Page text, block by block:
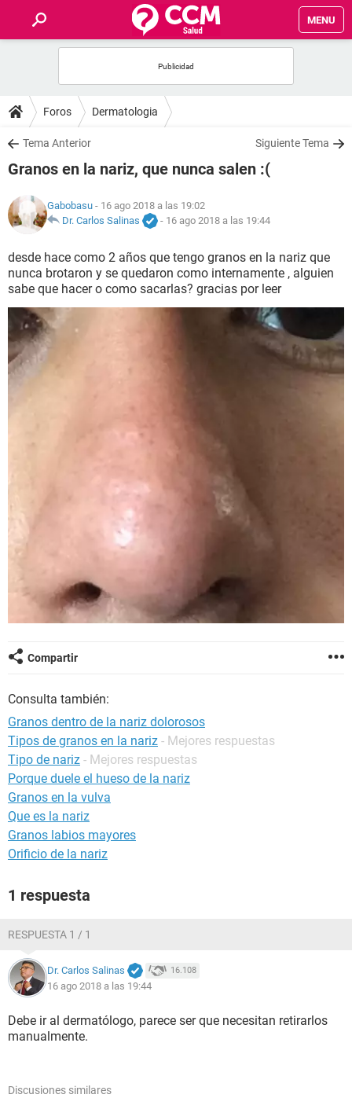
MENU
FOROS
SALUD
NUTRICIÓN
BIENESTAR
GLOSARIO
Foros Dermatologia
Tema Anterior Siguiente Tema
Granos en la nariz, que nunca salen :(
Gabobasu - 16 ago 2018 a las 19:02
Dr. Carlos Salinas
- 16 ago 2018 a las 19:44
desde hace como 2 años que tengo granos en la nariz que
nunca brotaron y se quedaron como internamente , alguien
sabe que hacer o como sacarlas? gracias por leer
Compartir
Consulta también:
Granos dentro de la nariz dolorosos
Tipos de granos en la nariz - Mejores respuestas
Tipo de nariz - Mejores respuestas
Porque duele el hueso de la nariz
Granos en la vulva
Que es la nariz
Granos labios mayores
Orificio de la nariz
1 respuesta
RESPUESTA 1 / 1
Dr. Carlos Salinas 16.108
16 ago 2018 a las 19:44
Debe ir al dermatólogo, parece ser que necesitan retirarlos
manualmente.
Discusiones similares